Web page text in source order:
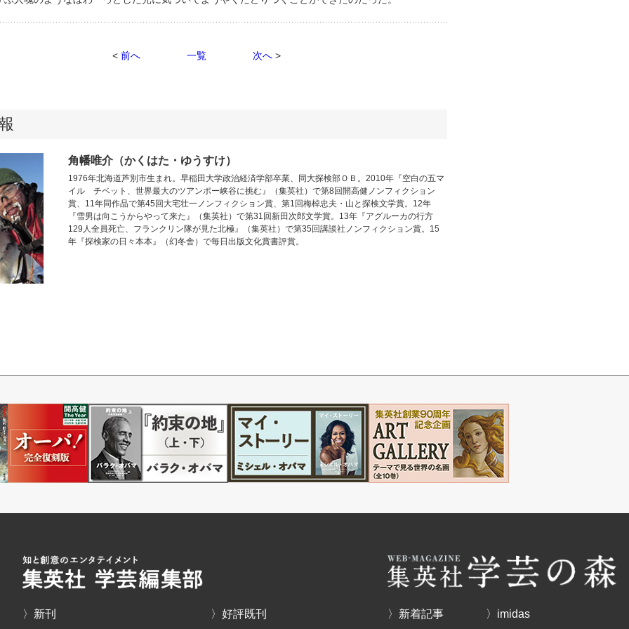
< 前へ 一覧 次へ>
角幡唯介（かくはた・ゆうすけ）
1976年北海道芦別市生まれ。早稲田大学政治経済学部卒業、同大探検部ＯＢ。2010年『空白の五マ
イル チベット、世界最大のツアンポー峡谷に挑む』（集英社）で第8回開高健ノンフィクション
賞、11年同作品で第45回大宅壮一ノンフィクション賞、第1回梅棹忠夫・山と探検文学賞。12年
『雪男は向こうからやって来た』（集英社）で第31回新田次郎文学賞。13年『アグルーカの行方
129人全員死亡、フランクリン隊が見た北極』（集英社）で第35回講談社ノンフィクション賞。15
年『探検家の日々本本』（幻冬舎）で毎日出版文化賞書評賞。
〉新刊 〉好評既刊 〉新着記事 〉imidas